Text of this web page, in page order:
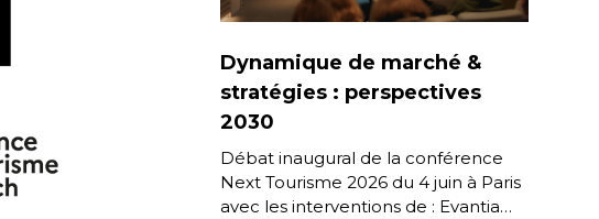
Dynamique de marché &
stratégies : perspectives
2030
Débat inaugural de la conférence
Next Tourisme 2026 du 4 juin à Paris
avec les interventions de : Evantia